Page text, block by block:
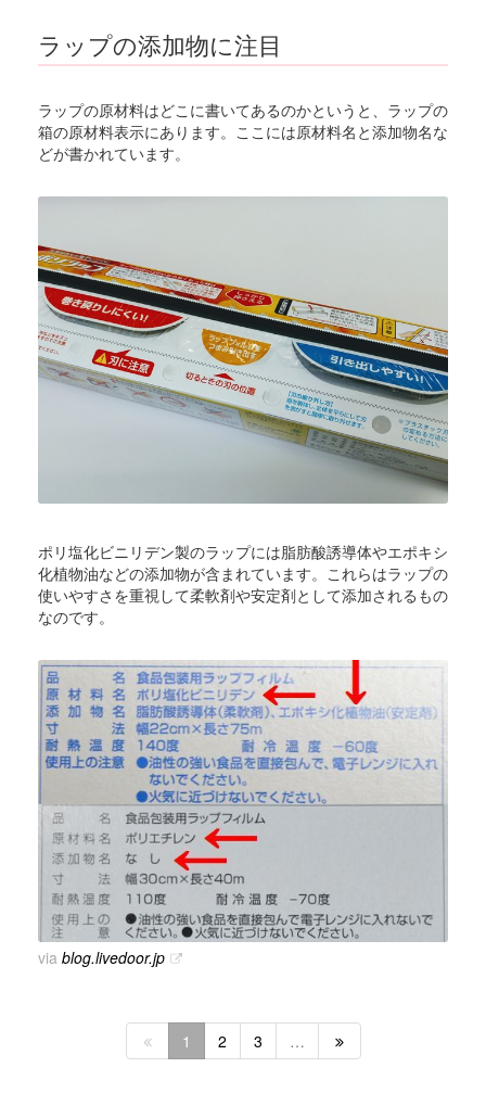
ラップの添加物に注目
ラップの原材料はどこに書いてあるのかというと、ラップの
箱の原材料表示にあります。ここには原材料名と添加物名な
どが書かれています。
ポリ塩化ビニリデン製のラップには脂肪酸誘導体やエポキシ
化植物油などの添加物が含まれています。これらはラップの
使いやすさを重視して柔軟剤や安定剤として添加されるもの
なのです。
via blog.livedoor.jp
1 2 3 …